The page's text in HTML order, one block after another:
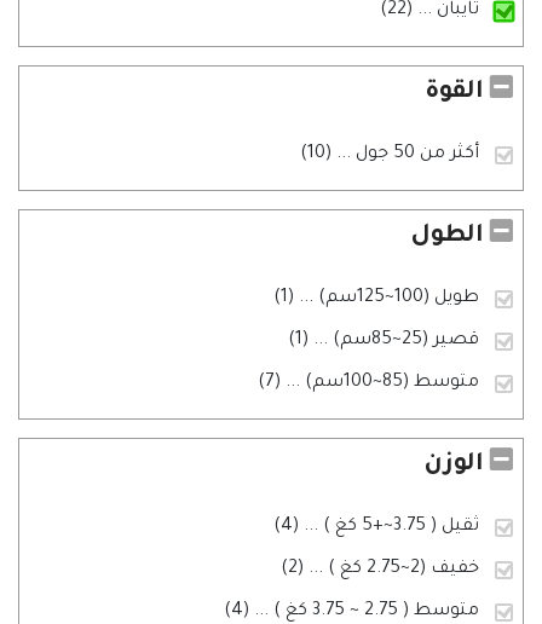
تايبان ... (22)
القوة
أكثر من 50 جول ... (10)
الطول
طويل (100~125سم) ... (1)
قصير (25~85سم) ... (1)
متوسط (85~100سم) ... (7)
الوزن
ثقيل ( 3.75~+5 كغ ) ... (4)
خفيف (2~2.75 كغ ) ... (2)
متوسط ( 2.75 ~ 3.75 كغ ) ... (4)